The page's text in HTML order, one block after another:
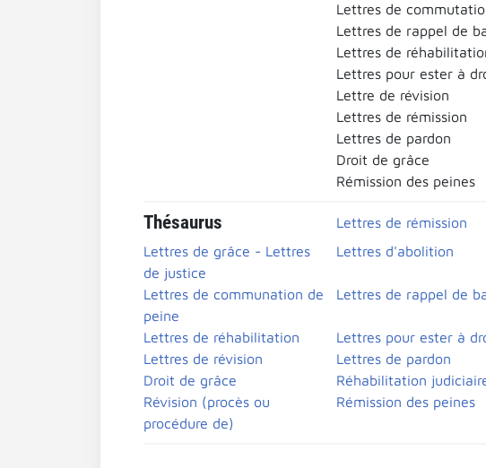
Lettres de
Lettres de rappel de
Lettres de
Lettres pour ester à
Lettre de révision
Lettres de rémission
Lettres de pardon
Droit de grâce
Rémission des peines
Thésaurus
Lettres de rémission
Lettres de grâce - Lettres
de justice
Lettres d'abolition
Lettres de communation de
peine
Lettres de rappel de
Lettres de réhabilitation
Lettres pour ester à
Lettres de révision
Lettres de pardon
Droit de grâce
Réhabilitation
Révision (procès ou
procédure de)
Rémission des peines